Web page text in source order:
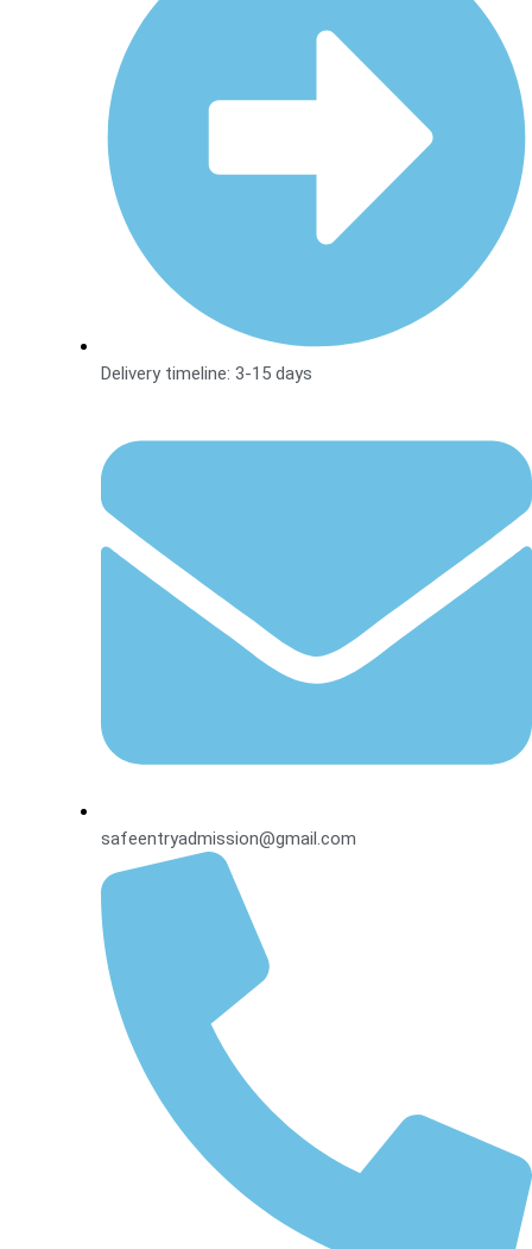
Delivery timeline: 3-15 days
safeentryadmission@gmail.com